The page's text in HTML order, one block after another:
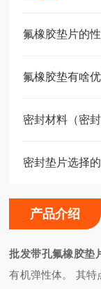
氟橡胶垫片的
氟橡胶垫有啥
密封材料（密
密封垫片选择
产品介绍
批发带孔氟橡胶垫
有机弹性体。 其